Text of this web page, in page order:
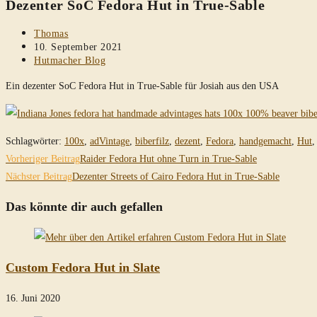
durchsuchen
Dezenter SoC Fedora Hut in True-Sable
Beitrags-
Autor:
Thomas
Beitrag
veröffentlicht:
10. September 2021
Beitrags-
Hutmacher Blog
Ein dezenter SoC Fedora Hut in True-Sable für Josiah aus den USA
Schlagwörter: 100x, adVintage, biberfilz, dezent, Fedora, handgemacht, Hut,
Weitere
Artikel
ansehen
Vorheriger BeitragRaider Fedora Hut ohne Turn in True-Sable
Nächster BeitragDezenter Streets of Cairo Fedora Hut in True-Sable
Das könnte dir auch gefallen
Custom Fedora Hut in Slate
16. Juni 2020